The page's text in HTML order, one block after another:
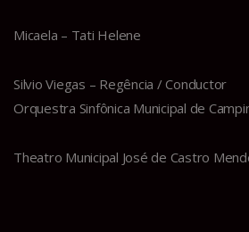
Micaela – Tati Helene
Silvio Viegas – Regência / Conductor
Orquestra Sinfônica Municipal de
Theatro Municipal José de Castro